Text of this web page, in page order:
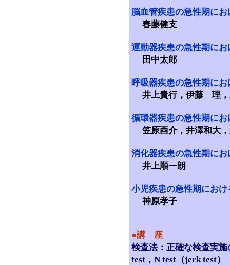
脳血管疾患の急性期に
春藤健支
運動器疾患の急性期に
田中太郎
呼吸器疾患の急性期に
井上貴行，伊藤 理，
循環器疾患の急性期に
笠原酉介，井澤和大
消化器疾患の急性期に
井上順一朗
小児疾患の急性期にお
神原孝子
●講 座
検査法：正確な検査実
test，N test（jerk test）